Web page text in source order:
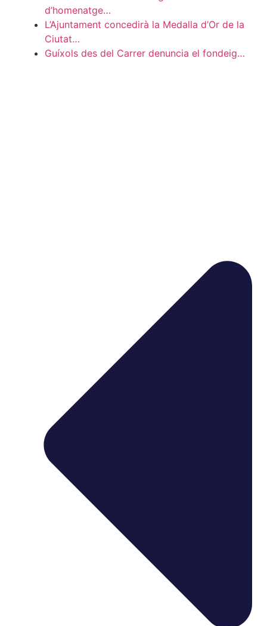
d’homenatge…
L’Ajuntament concedirà la Medalla d’Or de la
Ciutat…
Guíxols des del Carrer denuncia el fondeig…